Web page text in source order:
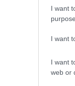
I want
I want
I want
web or